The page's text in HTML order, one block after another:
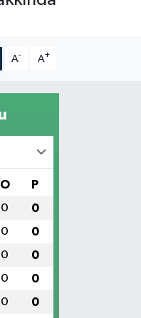
A- A+
O P
0 0
0 0
0 0
0 0
0 0